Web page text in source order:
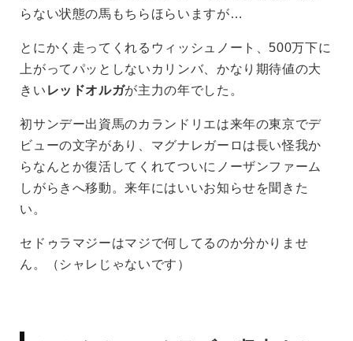
らない状態の馬もちらほらいますが…
とにかく走ってくれるウィッシュノート、500万下に
上がってパッとしないカリンバ、かなり期待値の大
きい レッドオルガが主力の年でした。
初サンデー出資馬のカランドリエは来年の東京でデ
ビューの文字があり、マグナレガーロは長い怪我か
らなんとか復活してくれてついにノーザンファーム
しがらきへ移動。来年にはいいお知らせを聞きた
い。
セドゥラマジーはマジで何してるのか分かりませ
ん。（シャレじゃないです）